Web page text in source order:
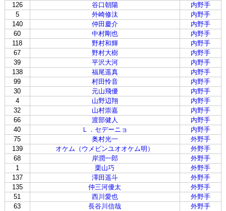
126
谷口朝陽
内野手
5
外崎修汰
内野手
140
仲田慶介
内野手
60
中村剛也
内野手
118
野村和輝
内野手
67
野村大樹
内野手
39
平沢大河
内野手
138
福尾遥真
内野手
99
村田怜音
内野手
30
元山飛優
内野手
4
山野辺翔
内野手
32
山村崇嘉
内野手
66
渡部健人
内野手
40
Ｌ．セデーニョ
内野手
75
奥村光一
外野手
139
オケム（ウメビンユオオケム明）
外野手
68
岸潤一郎
外野手
1
栗山巧
外野手
137
澤田遥斗
外野手
135
仲三河優太
外野手
51
西川愛也
外野手
63
長谷川信哉
外野手